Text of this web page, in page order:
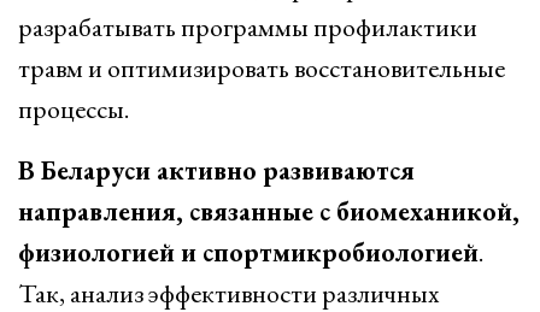
разрабатывать программы профилактики
травм и оптимизировать восстановительные
процессы.
В Беларуси активно развиваются
направления, связанные с биомеханикой,
физиологией и спортмикробиологией.
Так, анализ эффективности различных